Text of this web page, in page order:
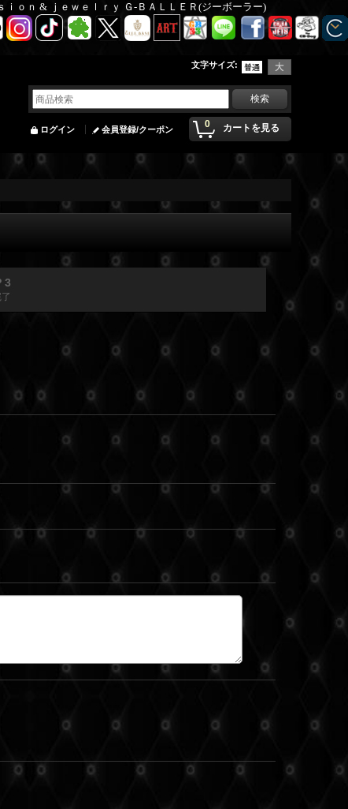
ｉｏｎ & ｊｅｗｅｌｒｙ Ｇ-ＢＡＬＬＥＲ(ジーボーラー)
文字サイズ:
0 カートを見る
ログイン 会員登録/クーポン
3